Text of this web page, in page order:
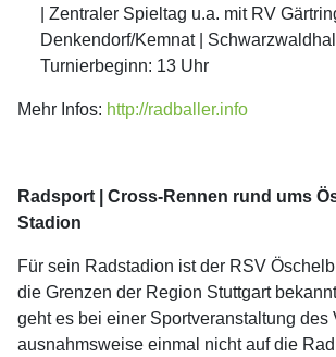
| Zentraler Spieltag u.a. mit RV
Denkendorf/Kemnat |
Turnierbeginn: 13 Uhr
Mehr Infos: http://radballer.info
Radsport | Cross-Rennen rund ums
Stadion
Für sein Radstadion ist der RSV
die Grenzen der Region Stuttgart
geht es bei einer Sportveranstaltung des
ausnahmsweise einmal nicht auf die